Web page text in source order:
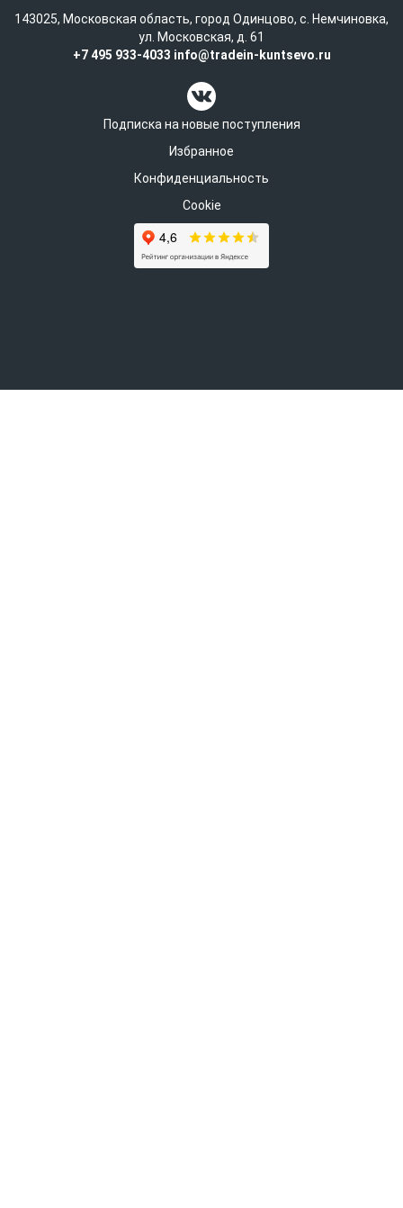
143025, Московская область, город Одинцово, с. Немчиновка,
ул. Московская, д. 61
+7 495 933-4033 info@tradein-kuntsevo.ru
Подписка на новые поступления
Избранное
Конфиденциальность
Cookie